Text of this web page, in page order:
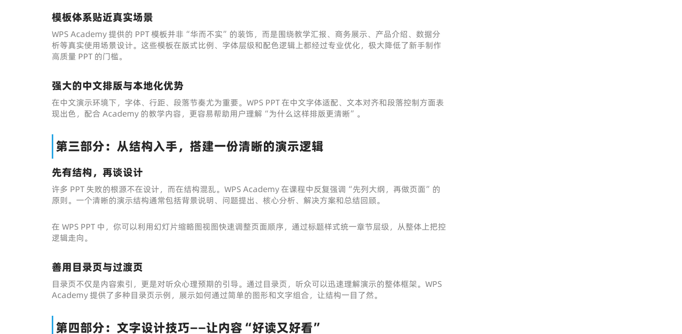
模板体系贴近真实场景
WPS Academy 提供的 PPT 模板并非“华而不实”的装饰，而是围绕教学汇报、商务展示、产品介绍、数据分
析等真实使用场景设计。这些模板在版式比例、字体层级和配色逻辑上都经过专业优化，极大降低了新手制作
高质量 PPT 的门槛。
强大的中文排版与本地化优势
在中文演示环境下，字体、行距、段落节奏尤为重要。WPS PPT 在中文字体适配、文本对齐和段落控制方面表
现出色，配合 Academy 的教学内容，更容易帮助用户理解“为什么这样排版更清晰”。
第三部分：从结构入手，搭建一份清晰的演示逻辑
先有结构，再谈设计
许多 PPT 失败的根源不在设计，而在结构混乱。WPS Academy 在课程中反复强调“先列大纲，再做页面”的
原则。一个清晰的演示结构通常包括背景说明、问题提出、核心分析、解决方案和总结回顾。
在 WPS PPT 中，你可以利用幻灯片缩略图视图快速调整页面顺序，通过标题样式统一章节层级，从整体上把控
逻辑走向。
善用目录页与过渡页
目录页不仅是内容索引，更是对听众心理预期的引导。通过目录页，听众可以迅速理解演示的整体框架。WPS
Academy 提供了多种目录页示例，展示如何通过简单的图形和文字组合，让结构一目了然。
第四部分：文字设计技巧——让内容“好读又好看”